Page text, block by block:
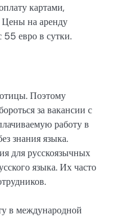
картами,
на аренду
евро в сутки.
Поэтому
за вакансии с
работу в
знания языка.
для русскоязычных
языка. Их часто
в международной